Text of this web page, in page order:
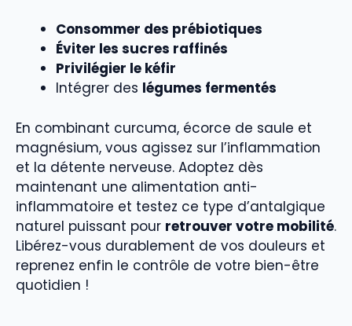
Consommer des prébiotiques
Éviter les sucres raffinés
Privilégier le kéfir
Intégrer des légumes fermentés
En combinant curcuma, écorce de saule et
magnésium, vous agissez sur l’inflammation
et la détente nerveuse. Adoptez dès
maintenant une alimentation anti-
inflammatoire et testez ce type d’antalgique
naturel puissant pour retrouver votre mobilité.
Libérez-vous durablement de vos douleurs et
reprenez enfin le contrôle de votre bien-être
quotidien !